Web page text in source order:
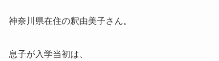
神奈川県在住の釈由美子さん。
息子が入学当初は、